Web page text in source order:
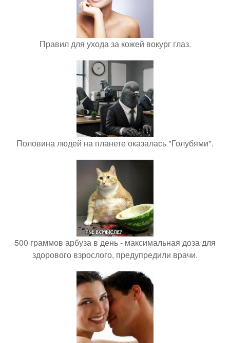
Правил для ухода за кожей вокург глаз.
Половина людей на планете оказалась "Голубями".
500 граммов арбуза в день - максимальная доза для
здорового взрослого, предупредили врачи.